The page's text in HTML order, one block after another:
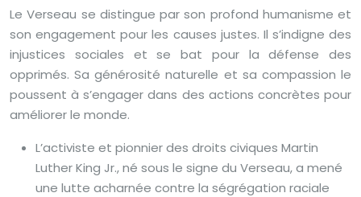
Le Verseau se distingue par son profond humanisme et
son engagement pour les causes justes. Il s’indigne des
injustices sociales et se bat pour la défense des
opprimés. Sa générosité naturelle et sa compassion le
poussent à s’engager dans des actions concrètes pour
améliorer le monde.
L’activiste et pionnier des droits civiques Martin
Luther King Jr., né sous le signe du Verseau, a mené
une lutte acharnée contre la ségrégation raciale